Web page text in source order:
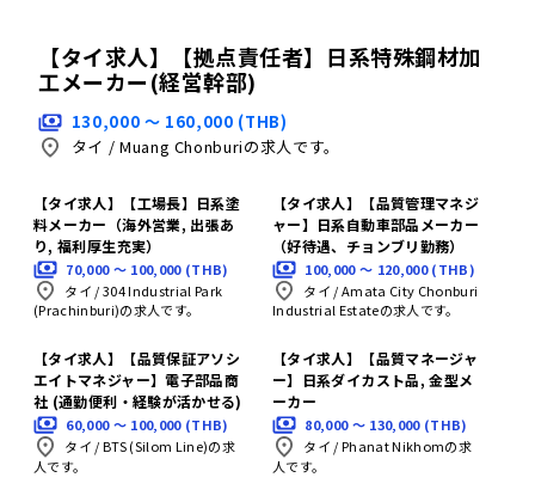
【タイ求人】【拠点責任者】日系特殊鋼材加
工メーカー(経営幹部)
130,000 〜 160,000 (THB)
タイ / Muang Chonburiの求人です。
【タイ求人】【工場長】日系塗
料メーカー（海外営業, 出張あ
り, 福利厚生充実）
70,000 〜 100,000 (THB)
タイ /304 Industrial Park
(Prachinburi)の求人です。
【タイ求人】【品質管理マネジ
ャー】日系自動車部品メーカー
（好待遇、チョンブリ勤務）
100,000 〜 120,000 (THB)
タイ /Amata City Chonburi
Industrial Estateの求人です。
【タイ求人】【品質保証アソシ
エイトマネジャー】電子部品商
社 (通勤便利・経験が活かせる)
60,000 〜 100,000 (THB)
タイ /BTS (Silom Line)の求
人です。
【タイ求人】【品質マネージャ
ー】日系ダイカスト品, 金型メ
ーカー
80,000 〜 130,000 (THB)
タイ /Phanat Nikhomの求
人です。